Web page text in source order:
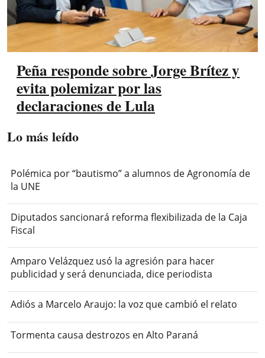
Peña responde sobre Jorge Brítez y
evita polemizar por las
declaraciones de Lula
Lo más leído
Polémica por “bautismo” a alumnos de Agronomía de
la UNE
Diputados sancionará reforma flexibilizada de la Caja
Fiscal
Amparo Velázquez usó la agresión para hacer
publicidad y será denunciada, dice periodista
Adiós a Marcelo Araujo: la voz que cambió el relato
Tormenta causa destrozos en Alto Paraná